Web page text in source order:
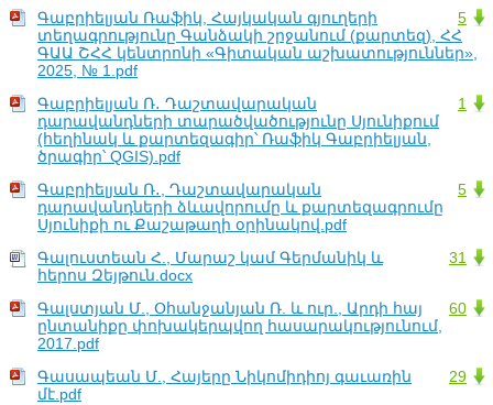
5
Գաբրիելյան Ռաֆիկ, Հայկական գյուղերի
տեղագրությունը Գանձակի շրջանում (քարտեզ), ՀՀ
ԳԱԱ ՇՀՀ կենտրոնի «Գիտական աշխատություններ»,
2025, № 1.pdf
1
Գաբրիելյան Ռ․ Դաշտավարական
դարավանդների տարածվածությունը Սյունիքում
(հեղինակ և քարտեզագիր՝ Ռաֆիկ Գաբրիելյան,
ծրագիր՝ QGIS).pdf
5
Գաբրիելյան Ռ․, Դաշտավարական
դարավանդների ձևավորումը և քարտեզագրումը
Սյունիքի ու Քաշաթաղի օրինակով.pdf
31
Գալուստեան Հ., Մարաշ կամ Գերմանիկ և
հերոս Զեյթուն.docx
60
Գալստյան Մ., Օհանջանյան Ռ. և ուր., Արդի հայ
ընտանիքը փոխակերպվող հասարակությունում,
2017.pdf
29
Գասապեան Մ., Հայերը Նիկոմիդիոյ գաւառին
մէ.pdf